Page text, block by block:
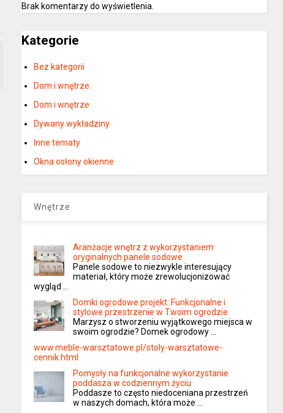
Brak komentarzy do wyświetlenia.
Kategorie
Bez kategorii
Dom i wnętrze
Dom i wnętrze
Dywany wykładziny
Inne tematy
Okna osłony okienne
Wnętrze
Aranżacje wnętrz z wykorzystaniem
oryginalnych panele sodowe
Panele sodowe to niezwykle interesujący
materiał, który może zrewolucjonizować
wygląd …
Domki ogrodowe projekt: Funkcjonalne i
stylowe przestrzenie w Twoim ogrodzie
Marzysz o stworzeniu wyjątkowego miejsca w
swoim ogrodzie? Domek ogrodowy …
www.meble-warsztatowe.pl/stoly-warsztatowe-
cennik.html
Pomysły na funkcjonalne wykorzystanie
poddasza w codziennym życiu
Poddasze to często niedoceniana przestrzeń
w naszych domach, która może …